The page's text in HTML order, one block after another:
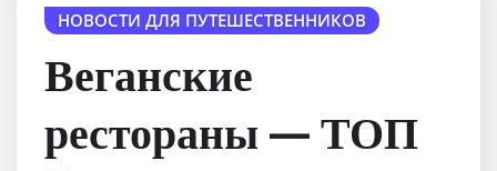
НОВОСТИ ДЛЯ ПУТЕШЕСТВЕННИКОВ
Веганские
рестораны — ТОП